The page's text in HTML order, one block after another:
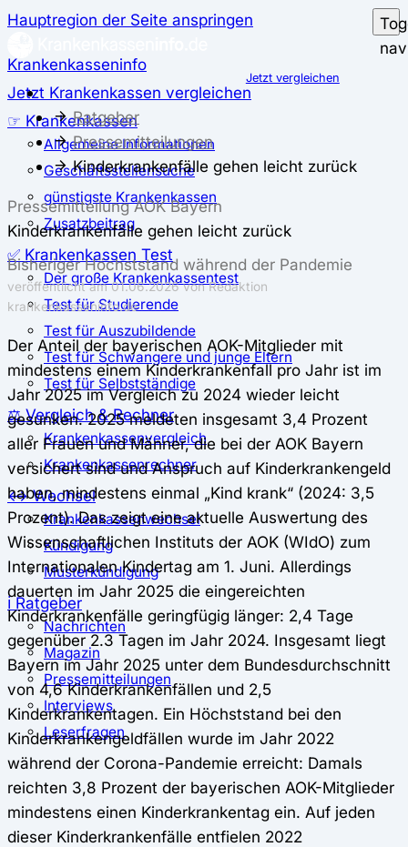
Hauptregion der Seite anspringen
Krankenkasseninfo
Jetzt Krankenkassen vergleichen
☞ Krankenkassen
Allgemeine Informationen
Geschäftsstellensuche
günstigste Krankenkassen
Zusatzbeitrag
✅ Krankenkassen Test
Der große Krankenkassentest
Test für Studierende
Test für Auszubildende
Test für Schwangere und junge Eltern
Test für Selbstständige
⚖️ Vergleich & Rechner
Krankenkassenvergleich
Krankenkassenrechner
↔ Wechsel
Krankenkassenwechsel
Kündigung
Musterkündigung
ℹ Ratgeber
Nachrichten
Magazin
Pressemitteilungen
Interviews
Leserfragen
Jetzt vergleichen
Ratgeber
Pressemitteilungen
Kinderkrankenfälle gehen leicht zurück
Pressemitteilung AOK Bayern
Kinderkrankenfälle gehen leicht zurück
Bisheriger Höchststand während der Pandemie
veröffentlicht am 01.06.2026 von Redaktion
krankenkasseninfo.de
Der Anteil der bayerischen AOK-Mitglieder mit
mindestens einem Kinderkrankenfall pro Jahr ist im
Jahr 2025 im Vergleich zu 2024 wieder leicht
gesunken. 2025 meldeten insgesamt 3,4 Prozent
aller Frauen und Männer, die bei der AOK Bayern
versichert sind und Anspruch auf Kinderkrankengeld
haben, mindestens einmal „Kind krank“ (2024: 3,5
Prozent). Das zeigt eine aktuelle Auswertung des
Wissenschaftlichen Instituts der AOK (WIdO) zum
Internationalen Kindertag am 1. Juni. Allerdings
dauerten im Jahr 2025 die eingereichten
Kinderkrankenfälle geringfügig länger: 2,4 Tage
gegenüber 2.3 Tagen im Jahr 2024. Insgesamt liegt
Bayern im Jahr 2025 unter dem Bundesdurchschnitt
von 4,6 Kinderkrankenfällen und 2,5
Kinderkrankentagen. Ein Höchststand bei den
Kinderkrankengeldfällen wurde im Jahr 2022
während der Corona-Pandemie erreicht: Damals
reichten 3,8 Prozent der bayerischen AOK-Mitglieder
mindestens einen Kinderkrankentag ein. Auf jeden
dieser Kinderkrankenfälle entfielen 2022